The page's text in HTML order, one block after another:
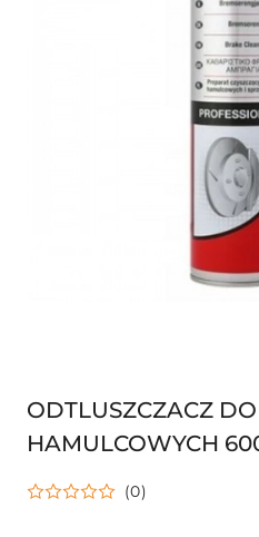
ODTLUSZCZACZ
HAMULCOWYCH
CLEANER ZMYWACZ
(0)